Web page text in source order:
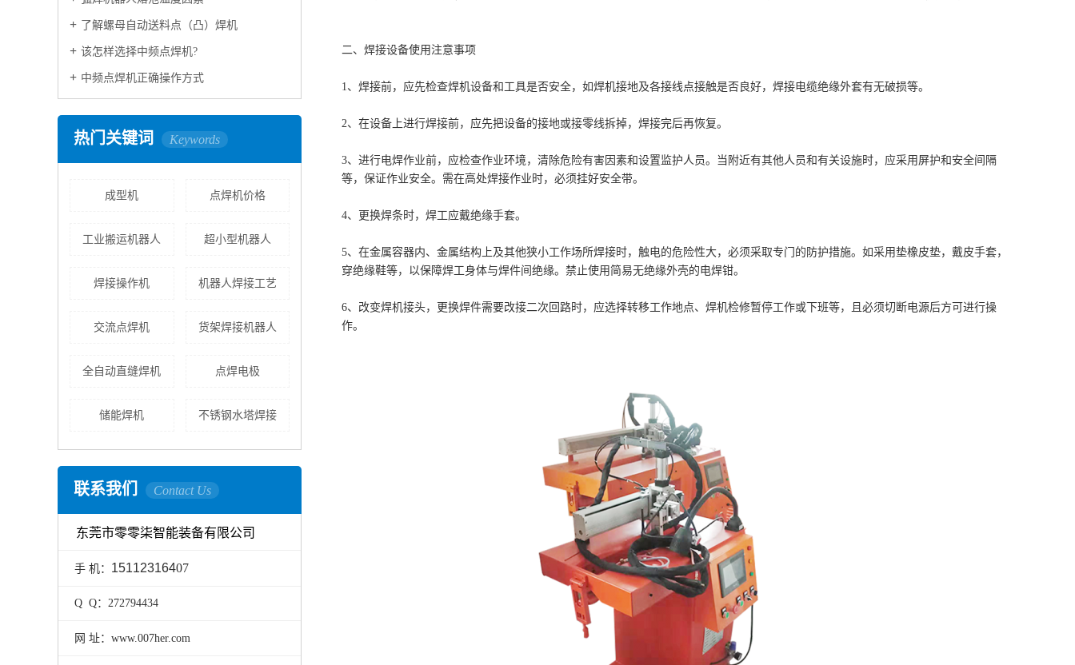
了解螺母自动送料点（凸）焊机
该怎样选择中频点焊机?
中频点焊机正确操作方式
热门关键词 Keywords
成型机 点焊机价格
工业搬运机器人 超小型机器人
焊接操作机 机器人焊接工艺
交流点焊机 货架焊接机器人
全自动直缝焊机 点焊电极
储能焊机 不锈钢水塔焊接
联系我们 Contact Us
东莞市零零柒智能装备有限公司
手 机： 15112316407
Q Q：272794434
网 址：www.007her.com
二、焊接设备使用注意事项
1、焊接前，应先检查焊机设备和工具是否安全，如焊机接地及各接线点接触是否良好，焊接电缆绝缘外套有无破损等。
2、在设备上进行焊接前，应先把设备的接地或接零线拆掉，焊接完后再恢复。
3、进行电焊作业前，应检查作业环境，清除危险有害因素和设置监护人员。当附近有其他人员和有关设施时，应采用屏护和安全间隔
等，保证作业安全。需在高处焊接作业时，必须挂好安全带。
4、更换焊条时，焊工应戴绝缘手套。
5、在金属容器内、金属结构上及其他狭小工作场所焊接时，触电的危险性大，必须采取专门的防护措施。如采用垫橡皮垫，戴皮手套，
穿绝缘鞋等，以保障焊工身体与焊件间绝缘。禁止使用简易无绝缘外壳的电焊钳。
6、改变焊机接头，更换焊件需要改接二次回路时，应选择转移工作地点、焊机检修暂停工作或下班等，且必须切断电源后方可进行操
作。